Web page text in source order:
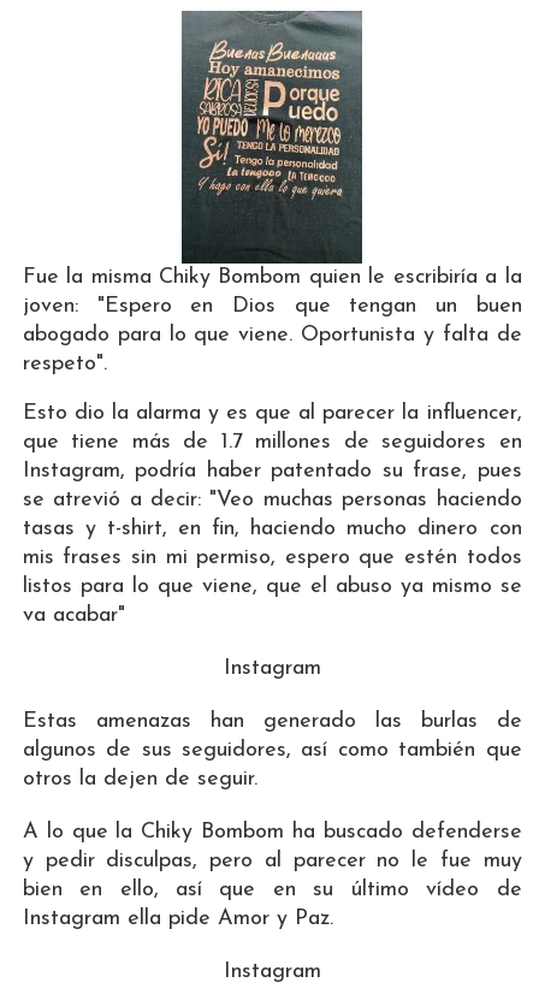
Fue la misma Chiky Bombom quien le escribiría a la
joven: "Espero en Dios que tengan un buen
abogado para lo que viene. Oportunista y falta de
respeto".
Esto dio la alarma y es que al parecer la influencer,
que tiene más de 1.7 millones de seguidores en
Instagram, podría haber patentado su frase, pues
se atrevió a decir: "Veo muchas personas haciendo
tasas y t-shirt, en fin, haciendo mucho dinero con
mis frases sin mi permiso, espero que estén todos
listos para lo que viene, que el abuso ya mismo se
va acabar"
Instagram
Estas amenazas han generado las burlas de
algunos de sus seguidores, así como también que
otros la dejen de seguir.
A lo que la Chiky Bombom ha buscado defenderse
y pedir disculpas, pero al parecer no le fue muy
bien en ello, así que en su último vídeo de
Instagram ella pide Amor y Paz.
Instagram